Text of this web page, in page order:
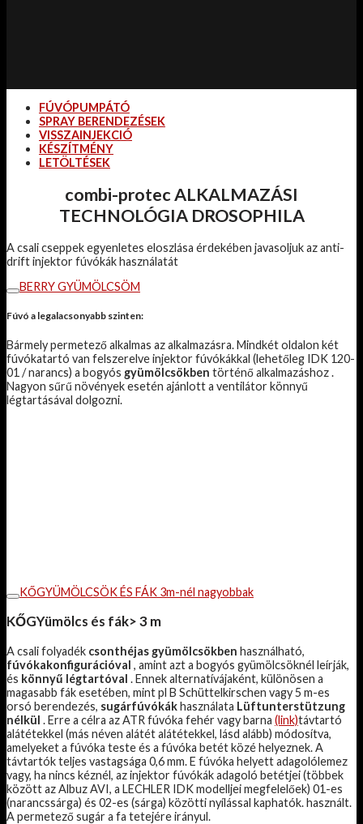
FÚVÓPUMPÁTÓ
SPRAY BERENDEZÉSEK
VISSZAINJEKCIÓ
KÉSZÍTMÉNY
LETÖLTÉSEK
combi-protec ALKALMAZÁSI
TECHNOLÓGIA DROSOPHILA
A csali cseppek egyenletes eloszlása ​​érdekében javasoljuk az anti-
drift injektor fúvókák használatát
BERRY GYÜMÖLCSÖM
Fúvó a legalacsonyabb szinten:
Bármely permetező alkalmas az alkalmazásra.Mindkét oldalon két
fúvókatartó van felszerelve injektor fúvókákkal (lehetőleg IDK 120-
01 / narancs) a bogyós gyümölcsökben történő alkalmazáshoz .
Nagyon sűrű növények esetén ajánlott a ventilátor könnyű
légtartásával dolgozni.
KŐGYÜMÖLCSÖK ÉS FÁK 3m-nél nagyobbak
KŐGYümölcs és fák> 3 m
A csali folyadék csonthéjas gyümölcsökben használható,
fúvókakonfigurációval , amint azt a bogyós gyümölcsöknél leírják,
és könnyű légtartóval . Ennek alternatívájaként, különösen a
magasabb fák esetében, mint pl B Schüttelkirschen vagy 5 m-es
orsó berendezés, sugárfúvókákhasználata Lüftunterstützung
nélkül .Erre a célra az ATR fúvóka fehér vagy barna (link)távtartó
alátétekkel (más néven alátét alátétekkel, lásd alább) módosítva,
amelyeket a fúvóka teste és a fúvóka betét közé helyeznek. A
távtartók teljes vastagsága 0,6 mm. E fúvóka helyett adagolólemez
vagy, ha nincs kéznél, az injektor fúvókák adagoló betétjei (többek
között az Albuz AVI, a LECHLER IDK modelljei megfelelőek) 01-es
(narancssárga) és 02-es (sárga) közötti nyílással kaphatók. használt.
A permetező sugár a fa tetejére irányul.